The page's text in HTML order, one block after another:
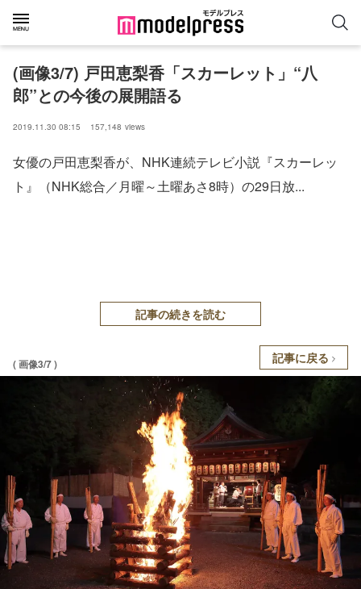
(画像3/7) 戸田恵梨香「スカーレット」“八
郎”との今後の展開語る
2019.11.30 08:15 157,148 views
女優の戸田恵梨香が、NHK連続テレビ小説『スカーレッ
ト』（NHK総合／月曜～土曜あさ8時）の29日放...
記事の続きを読む
( 画像3/7 ) 記事に戻る